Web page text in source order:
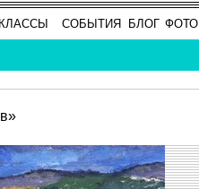
СОБЫТИЯ БЛОГ ФОТО